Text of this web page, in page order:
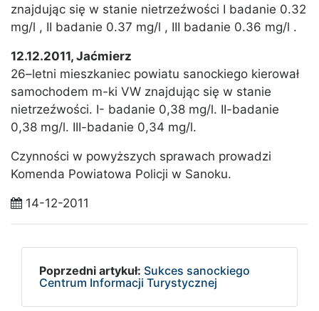
znajdując się w stanie nietrzeźwości I badanie 0.32
mg/l , II badanie 0.37 mg/l , III badanie 0.36 mg/l .
12.12.2011, Jaćmierz
26–letni mieszkaniec powiatu sanockiego kierował
samochodem m-ki VW znajdując się w stanie
nietrzeźwości. I- badanie 0,38 mg/l. II-badanie
0,38 mg/l. III-badanie 0,34 mg/l.
Czynności w powyższych sprawach prowadzi
Komenda Powiatowa Policji w Sanoku.
14-12-2011
Poprzedni artykuł: Sukces sanockiego
Centrum Informacji Turystycznej